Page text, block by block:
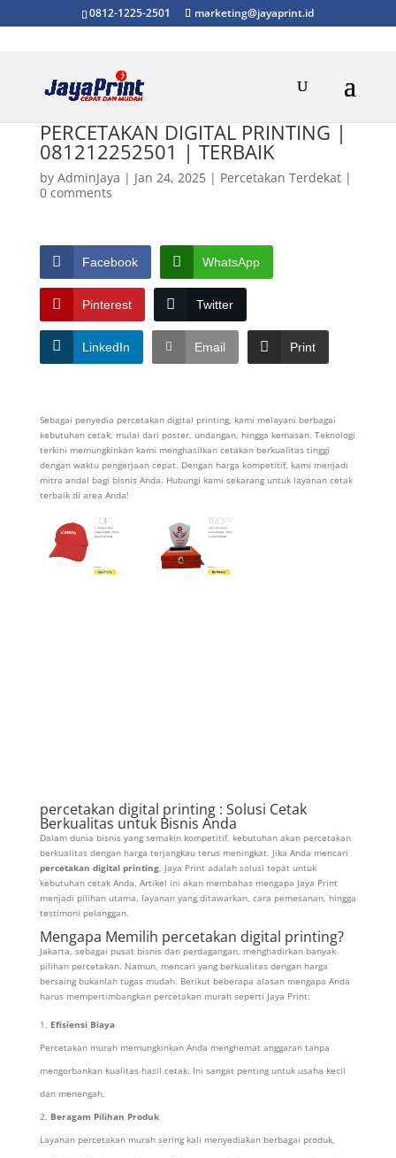
0812-1225-2501 marketing@jayaprint.id
PERCETAKAN DIGITAL PRINTING |
081212252501 | TERBAIK
by AdminJaya | Jan 24, 2025| Percetakan Terdekat|
0 comments
Facebook WhatsApp
Pinterest Twitter
LinkedIn Email Print
Sebagai penyedia percetakan digital printing, kami melayani berbagai
kebutuhan cetak, mulai dari poster, undangan, hingga kemasan. Teknologi
terkini memungkinkan kami menghasilkan cetakan berkualitas tinggi
dengan waktu pengerjaan cepat. Dengan harga kompetitif, kami menjadi
mitra andal bagi bisnis Anda. Hubungi kami sekarang untuk layanan cetak
terbaik di area Anda!
percetakan digital printing : Solusi Cetak
Berkualitas untuk Bisnis Anda
Dalam dunia bisnis yang semakin kompetitif, kebutuhan akan percetakan
berkualitas dengan harga terjangkau terus meningkat. Jika Anda mencari
percetakan digital printing, Jaya Print adalah solusi tepat untuk
kebutuhan cetak Anda. Artikel ini akan membahas mengapa Jaya Print
menjadi pilihan utama, layanan yang ditawarkan, cara pemesanan, hingga
testimoni pelanggan.
Mengapa Memilih percetakan digital printing?
Jakarta, sebagai pusat bisnis dan perdagangan, menghadirkan banyak
pilihan percetakan. Namun, mencari yang berkualitas dengan harga
bersaing bukanlah tugas mudah. Berikut beberapa alasan mengapa Anda
harus mempertimbangkan percetakan murah seperti Jaya Print:
Efisiensi Biaya
Percetakan murah memungkinkan Anda menghemat anggaran tanpa
mengorbankan kualitas hasil cetak. Ini sangat penting untuk usaha kecil
dan menengah.
Beragam Pilihan Produk
Layanan percetakan murah sering kali menyediakan berbagai produk,